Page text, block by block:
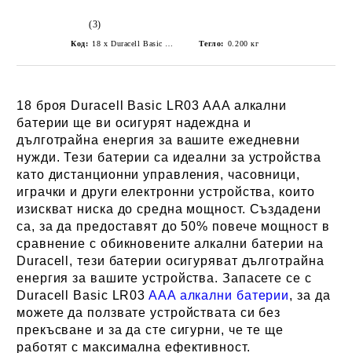
(3)
Код: Тегло: 0.200 кг
18 броя Duracell Basic LR03 AAA алкални
батерии ще ви осигурят надеждна и
дълготрайна енергия за вашите ежедневни
нужди. Тези батерии са идеални за устройства
като дистанционни управления, часовници,
играчки и други електронни устройства, които
изискват ниска до средна мощност. Създадени
са, за да предоставят до 50% повече мощност в
сравнение с обикновените алкални батерии на
Duracell, тези батерии осигуряват дълготрайна
енергия за вашите устройства. Запасете се с
Duracell Basic LR03 AAA алкални батерии, за да
можете да ползвате устройствата си без
прекъсване и за да сте сигурни, че те ще
работят с максимална ефективност.